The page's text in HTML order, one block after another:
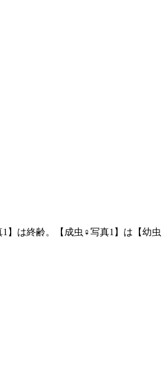
】は終齢。【成虫♀写真1】は【幼虫